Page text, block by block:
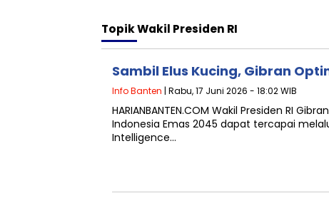
TopikWakil Presiden RI
Sambil Elus Kucing, Gibran
Info Banten | Rabu, 17 Juni 2026 - 18:02 WIB
HARIANBANTEN.COM Wakil Presiden RI
Indonesia Emas 2045 dapat tercapai
Intelligence…